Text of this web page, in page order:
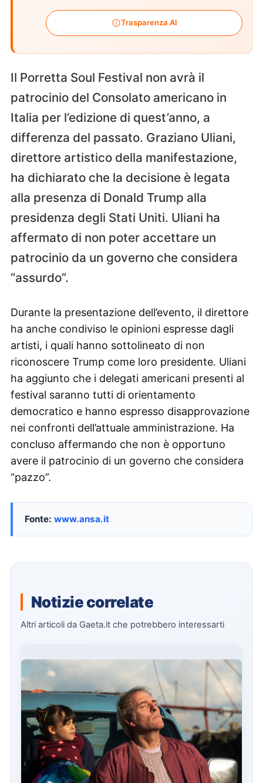
Trasparenza AI
Il Porretta Soul Festival non avrà il
patrocinio del Consolato americano in
Italia per l’edizione di quest’anno, a
differenza del passato. Graziano Uliani,
direttore artistico della manifestazione,
ha dichiarato che la decisione è legata
alla presenza di Donald Trump alla
presidenza degli Stati Uniti. Uliani ha
affermato di non poter accettare un
patrocinio da un governo che considera
“assurdo”.
Durante la presentazione dell’evento, il direttore
ha anche condiviso le opinioni espresse dagli
artisti, i quali hanno sottolineato di non
riconoscere Trump come loro presidente. Uliani
ha aggiunto che i delegati americani presenti al
festival saranno tutti di orientamento
democratico e hanno espresso disapprovazione
nei confronti dell’attuale amministrazione. Ha
concluso affermando che non è opportuno
avere il patrocinio di un governo che considera
“pazzo”.
Fonte: www.ansa.it
Notizie correlate
Altri articoli da Gaeta.it che potrebbero interessarti